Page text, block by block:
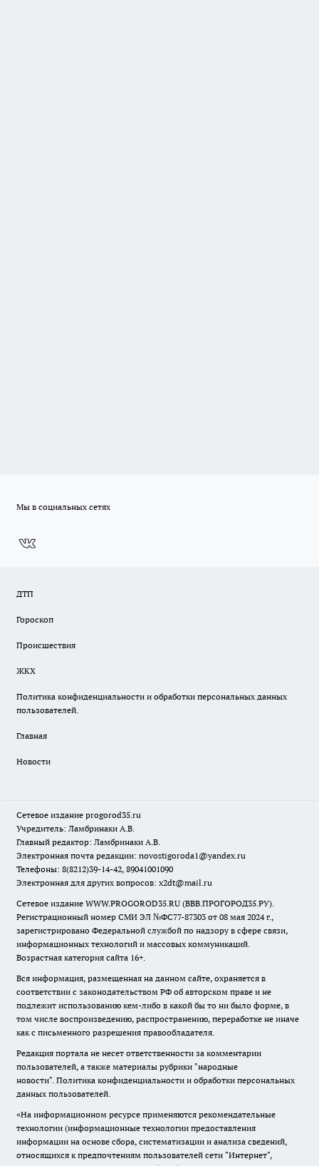
Мы в социальных сетях
ДТП
Гороскоп
Происшествия
ЖКХ
Политика конфиденциальности и обработки персональных данных
пользователей.
Главная
Новости
Сетевое издание progorod35.ru
Учредитель: Ламбринаки А.В.
Главный редактор: Ламбринаки А.В.
Электронная почта редакции: novostigoroda1@yandex.ru
Телефоны: 8(8212)39-14-42, 89041001090
Электронная для других вопросов: x2dt@mail.ru
Сетевое издание WWW.PROGOROD35.RU (ВВВ.ПРОГОРОД35.РУ).
Регистрационный номер СМИ ЭЛ №ФС77-87303 от 08 мая 2024 г.,
зарегистрировано Федеральной службой по надзору в сфере связи,
информационных технологий и массовых коммуникаций.
Возрастная категория сайта 16+.
Вся информация, размещенная на данном сайте, охраняется в
соответствии с законодательством РФ об авторском праве и не
подлежит использованию кем-либо в какой бы то ни было форме, в
том числе воспроизведению, распространению, переработке не иначе
как с письменного разрешения правообладателя.
Редакция портала не несет ответственности за комментарии
пользователей, а также материалы рубрики "народные
новости". Политика конфиденциальности и обработки персональных
данных пользователей.
«На информационном ресурсе применяются рекомендательные
технологии (информационные технологии предоставления
информации на основе сбора, систематизации и анализа сведений,
относящихся к предпочтениям пользователей сети "Интернет",